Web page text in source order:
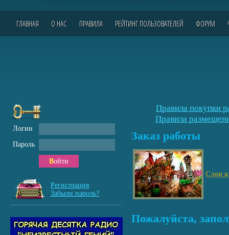
ГЛАВНАЯ О НАС ПРАВИЛА РЕЙТИНГ ПОЛЬЗОВАТЕЛЕЙ ФОРУМ
Правила покупки
Правила
Заказ работы
Слои
Пожалуйста,
Логин
Пароль
Войти
Регистрация
Забыли пароль?